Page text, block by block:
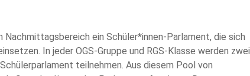
Nachmittagsbereich ein Schüler*innen-Parlament, die sich
In jeder OGS-Gruppe und RGS-Klasse werden zwei
teilnehmen. Aus diesem Pool von